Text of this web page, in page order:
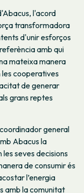
l'acord
transformadora
d'unir esforços
amb qui
mateixa manera
cooperatives
de generar
grans reptes
general
Abacus la
seves decisions
de consumir és
l’energia
amb la comunitat